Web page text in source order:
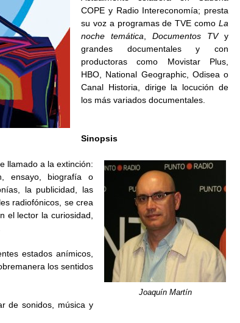
COPE y Radio Intereconomía; presta
su voz a programas de TVE como La
noche temática
Documentos TVy
grandes documentales y con
productoras como Movistar Plus,
HBO, National Geographic, Odisea o
Canal Historia, dirige la locución de
los más variados documentales.
Sinopsis
Joaquín Martín
llamado a la extinción:
ensayo, biografía o
la publicidad, las
radiofónicos, se crea
el lector la curiosidad,
estados anímicos,
los sentidos
de sonidos, música y